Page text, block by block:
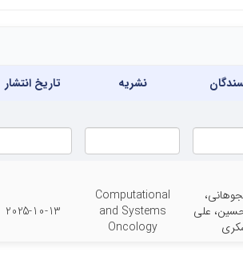
نشریه تاریخ انتشار
علی
Computational
and Systems
Oncology
2025-10-13